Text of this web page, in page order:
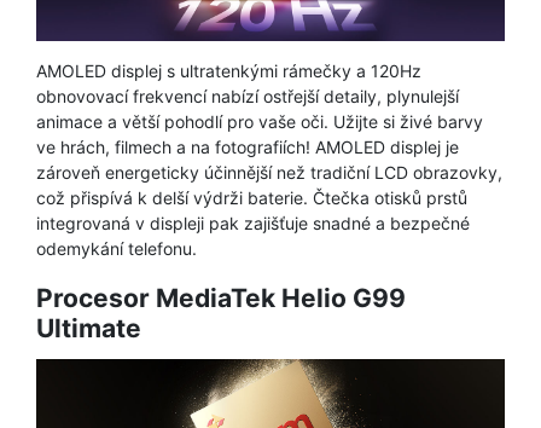
AMOLED displej s ultratenkými rámečky a 120Hz
obnovovací frekvencí nabízí ostřejší detaily, plynulejší
animace a větší pohodlí pro vaše oči. Užijte si živé barvy
ve hrách, filmech a na fotografiích! AMOLED displej je
zároveň energeticky účinnější než tradiční LCD obrazovky,
což přispívá k delší výdrži baterie. Čtečka otisků prstů
integrovaná v displeji pak zajišťuje snadné a bezpečné
odemykání telefonu.
Procesor MediaTek Helio G99
Ultimate